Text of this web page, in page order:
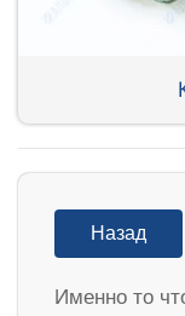
Назад
Именно то